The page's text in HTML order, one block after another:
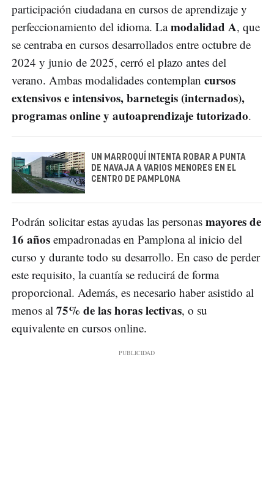
participación ciudadana en cursos de aprendizaje y
perfeccionamiento del idioma. Lamodalidad A, que
se centraba en cursos desarrollados entre octubre de
2024 y junio de 2025, cerró el plazo antes del
verano. Ambas modalidades contemplan cursos
extensivos e intensivos, barnetegis (internados),
programas online y autoaprendizaje tutorizado.
UN MARROQUÍ INTENTA ROBAR A PUNTA
DE NAVAJA A VARIOS MENORES EN EL
CENTRO DE PAMPLONA
Podrán solicitar estas ayudas las personas mayores de
16 años empadronadas en Pamplona al inicio del
curso y durante todo su desarrollo. En caso de perder
este requisito, la cuantía se reducirá de forma
proporcional. Además, es necesario haber asistido al
menos al 75% de las horas lectivas, o su
equivalente en cursos online.